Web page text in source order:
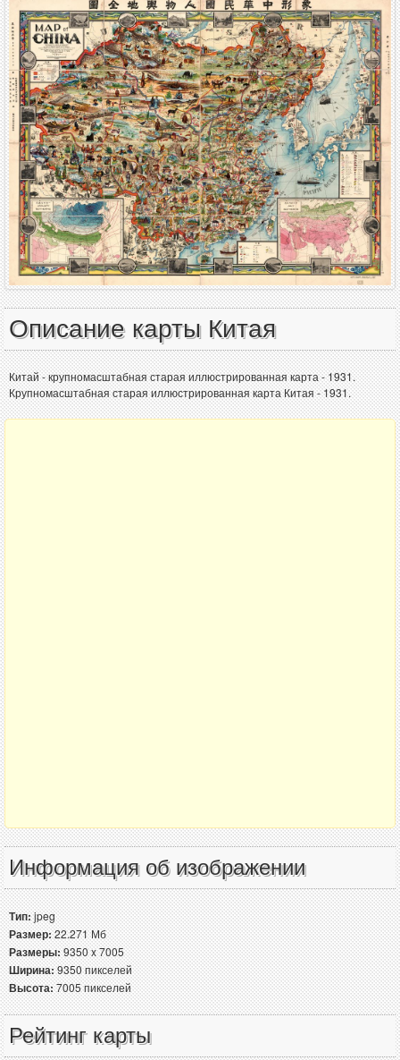
Описание карты Китая
Китай - крупномасштабная старая иллюстрированная карта - 1931.
Крупномасштабная старая иллюстрированная карта Китая - 1931.
Информация об изображении
Тип:jpeg
Размер:22.271 Мб
Размеры:9350 x 7005
Ширина:9350 пикселей
Высота:7005 пикселей
Рейтинг карты